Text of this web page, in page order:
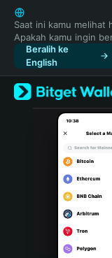
English
日本語
Tiếng Việt
Русский
Español
Türkçe
Italiano
Português (Portugal)
Bahasa Indonesia
Saat ini kamu melihat
Apakah kamu ingin
Beralih ke
English